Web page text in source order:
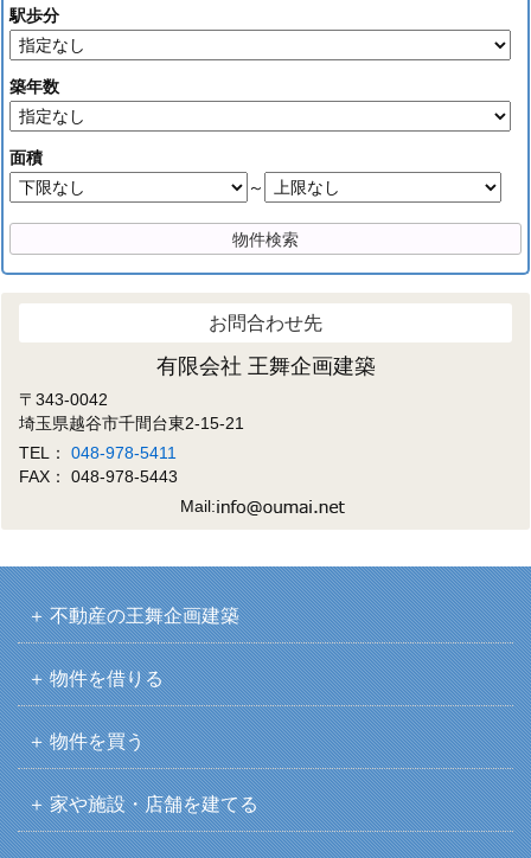
駅歩分
築年数
面積
～
お問合わせ先
有限会社 王舞企画建築
〒343-0042
埼玉県越谷市千間台東2-15-21
TEL：048-978-5411
FAX： 048-978-5443
Mail:
不動産の王舞企画建築
物件を借りる
物件を買う
家や施設・店舗を建てる